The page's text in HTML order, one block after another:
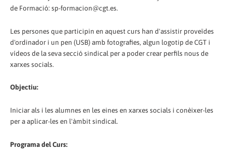
de Formació: sp-formacion@cgt.es.
Les persones que participin en aquest curs han d'assistir proveïdes
d'ordinador i un pen (USB) amb fotografies, algun logotip de CGT i
vídeos de la seva secció sindical per a poder crear perfils nous de
xarxes socials.
Objectiu:
Iniciar als i les alumnes en les eines en xarxes socials i conèixer-les
per a aplicar-les en l'àmbit sindical.
Programa del Curs: